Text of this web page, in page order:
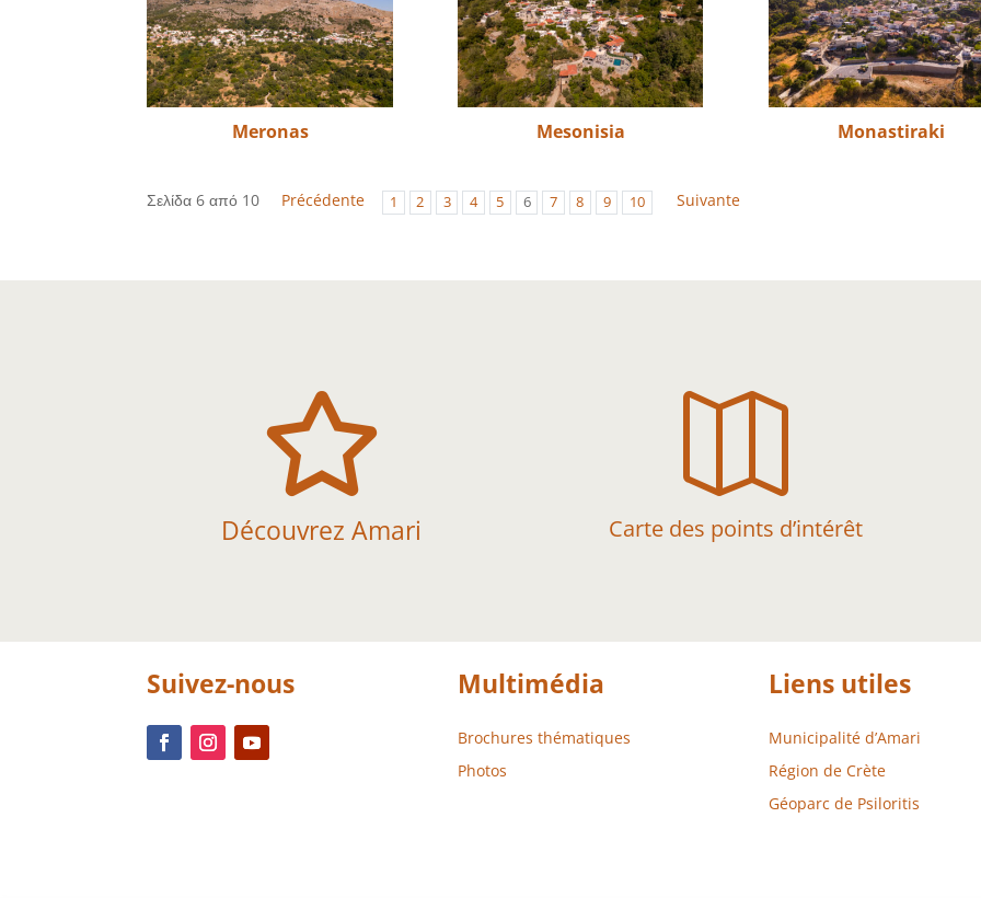
Meronas Mesonisia Monastiraki
Σελίδα 6 από 10 Précédente 1 2 3 4 5 6 7 8 9 10 Suivante

Découvrez Amari

Carte des points d’intérêt
Suivez-nous Multimédia
Brochures thématiques
Photos
Liens utiles
Municipalité d’Amari
Région de Crète
Géoparc de Psiloritis